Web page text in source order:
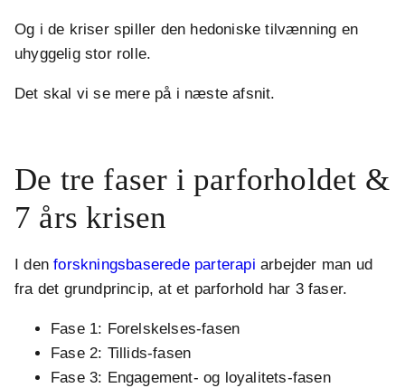
Og i de kriser spiller den hedoniske tilvænning en
uhyggelig stor rolle.
Det skal vi se mere på i næste afsnit.
De tre faser i parforholdet &
7 års krisen
I denforskningsbaserede parterapi arbejder man ud
fra det grundprincip, at et parforhold har 3 faser.
Fase 1: Forelskelses-fasen
Fase 2: Tillids-fasen
Fase 3: Engagement- og loyalitets-fasen